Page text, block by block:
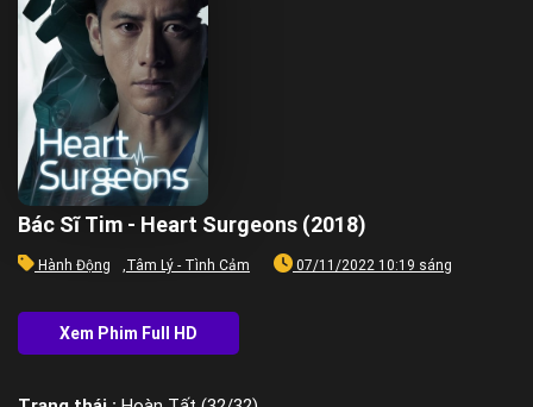
Bác Sĩ Tim - Heart Surgeons (2018)
Hành Động Tâm Lý - Tình Cảm 07/11/2022 10:19 sáng